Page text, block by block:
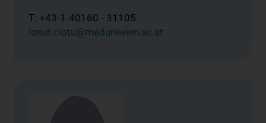
T: +43-1-40160 - 31105
ionut.ciotu@meduniwien.ac.at